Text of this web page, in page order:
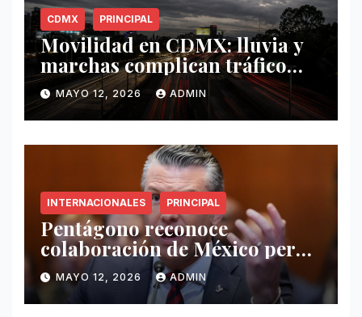
CDMX PRINCIPAL
Movilidad en CDMX: lluvia y
marchas complican tráfico
este 12 de mayo
MAYO 12, 2026 ADMIN
INTERNACIONALES PRINCIPAL
Pentágono reconoce
colaboración de México pero
exige mayor operatividad
antidrogas
MAYO 12, 2026 ADMIN